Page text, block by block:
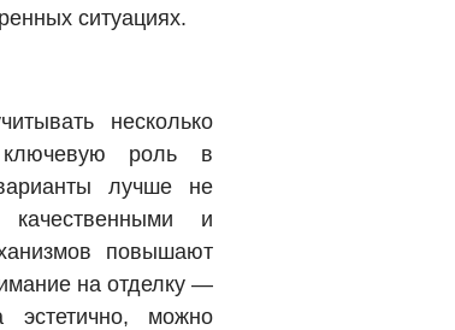
ситуациях.
несколько
роль в
лучше не
и
повышают
на отделку —
эстетично, можно